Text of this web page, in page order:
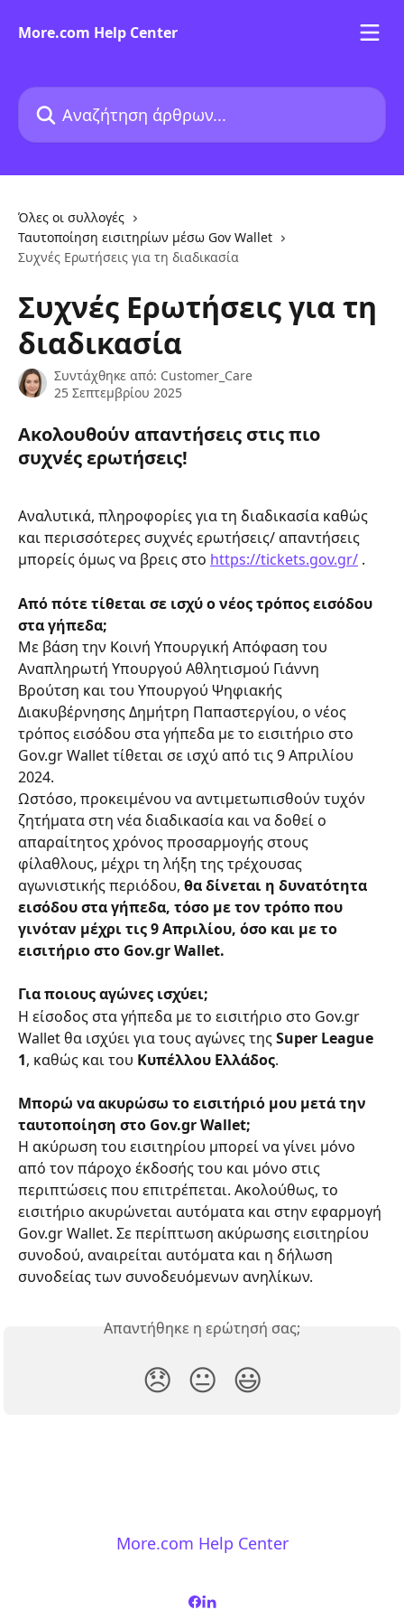
More.com Help Center
Αναζήτηση άρθρων...
Όλες οι συλλογές
Ταυτοποίηση εισιτηρίων μέσω Gov Wallet​
Συχνές Ερωτήσεις για τη διαδικασία
Συχνές Ερωτήσεις για τη
διαδικασία
Συντάχθηκε από: Customer_Care
25 Σεπτεμβρίου 2025
Ακολουθούν απαντήσεις στις πιο
συχνές ερωτήσεις!
Αναλυτικά, πληροφορίες για τη διαδικασία καθώς
και περισσότερες συχνές ερωτήσεις/ απαντήσεις
μπορείς όμως να βρεις στο https://tickets.gov.gr/ .
Από πότε τίθεται σε ισχύ ο νέος τρόπος εισόδου
στα γήπεδα;
Με βάση την Κοινή Υπουργική Απόφαση του
Αναπληρωτή Υπουργού Αθλητισμού Γιάννη
Βρούτση και του Υπουργού Ψηφιακής
Διακυβέρνησης Δημήτρη Παπαστεργίου, ο νέος
τρόπος εισόδου στα γήπεδα με το εισιτήριο στο
Gov.gr Wallet τίθεται σε ισχύ από τις 9 Απριλίου
2024.
Ωστόσο, προκειμένου να αντιμετωπισθούν τυχόν
ζητήματα στη νέα διαδικασία και να δοθεί ο
απαραίτητος χρόνος προσαρμογής στους
φίλαθλους, μέχρι τη λήξη της τρέχουσας
αγωνιστικής περιόδου, θα δίνεται η δυνατότητα
εισόδου στα γήπεδα, τόσο με τον τρόπο που
γινόταν μέχρι τις 9 Απριλίου, όσο και με το
εισιτήριο στο Gov.gr Wallet.
Για ποιους αγώνες ισχύει;
Η είσοδος στα γήπεδα με το εισιτήριο στο Gov.gr
Wallet θα ισχύει για τους αγώνες της Super League
1, καθώς και του Κυπέλλου Ελλάδος.
Μπορώ να ακυρώσω το εισιτήριό μου μετά την
ταυτοποίηση στο Gov.gr Wallet;
Η ακύρωση του εισιτηρίου μπορεί να γίνει μόνο
από τον πάροχο έκδοσής του και μόνο στις
περιπτώσεις που επιτρέπεται. Ακολούθως, το
εισιτήριο ακυρώνεται αυτόματα και στην εφαρμογή
Gov.gr Wallet. Σε περίπτωση ακύρωσης εισιτηρίου
συνοδού, αναιρείται αυτόματα και η δήλωση
συνοδείας των συνοδευόμενων ανηλίκων.
Απαντήθηκε η ερώτησή σας;
😞 😐 😃
More.com Help Center